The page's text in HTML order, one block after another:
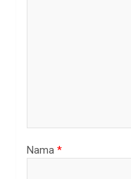
Nama *